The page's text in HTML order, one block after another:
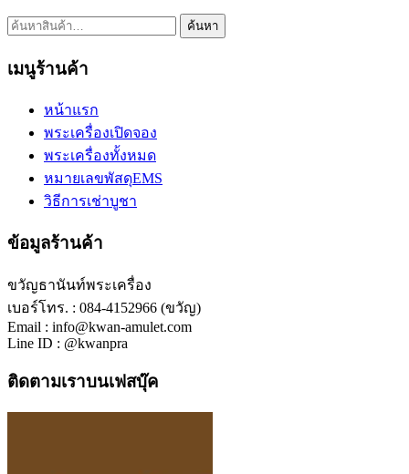
ค้นหา: ค้นหา
เมนูร้านค้า
หน้าแรก
พระเครื่องเปิดจอง
พระเครื่องทั้งหมด
หมายเลขพัสดุEMS
วิธีการเช่าบูชา
ข้อมูลร้านค้า
ขวัญธานันท์พระเครื่อง
เบอร์โทร. : 084-4152966 (ขวัญ)
Email : info@kwan-amulet.com
Line ID : @kwanpra
ติดตามเราบนเฟสบุ๊ค